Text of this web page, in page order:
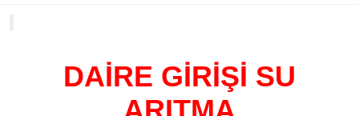
DAİRE GİRİŞİ SU